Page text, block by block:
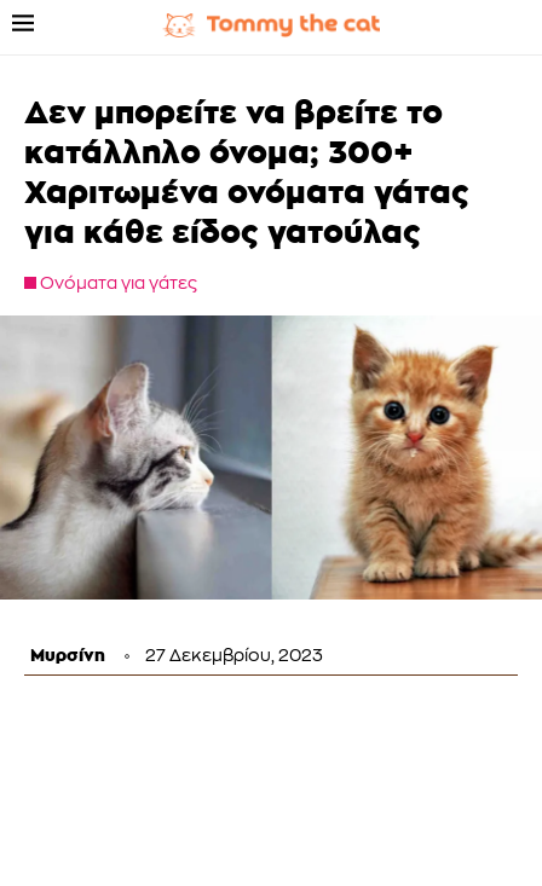
Δεν μπορείτε να βρείτε το
κατάλληλο όνομα; 300+
Χαριτωμένα ονόματα γάτας
για κάθε είδος γατούλας
Ονόματα για γάτες
Μυρσίνη 27 Δεκεμβρίου, 2023